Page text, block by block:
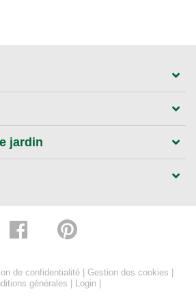
jardin
de confidentialité | Gestion des cookies |
générales | Login |